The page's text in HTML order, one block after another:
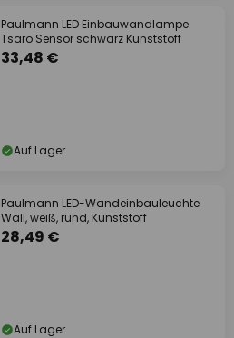
Paulmann LED Einbauwandlampe
Tsaro Sensor schwarz Kunststoff
33,48 €
Auf Lager
Paulmann LED-Wandeinbauleuchte
Wall, weiß, rund, Kunststoff
28,49 €
Auf Lager